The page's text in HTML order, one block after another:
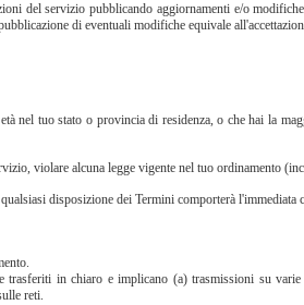
del servizio pubblicando aggiornamenti e/o
di eventuali modifiche equivale
nel tuo stato o provincia di residenza, o che hai la
violare alcuna legge vigente nel tuo ordinamento
disposizione dei Termini comporterà l'immediata
trasferiti in chiaro e implicano (a) trasmissioni su
reti.